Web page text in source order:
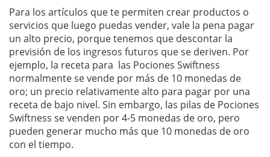
Para los artículos que te permiten crear productos o
servicios que luego puedas vender, vale la pena pagar
un alto precio, porque tenemos que descontar la
previsión de los ingresos futuros que se deriven. Por
ejemplo, la receta para las Pociones Swiftness
normalmente se vende por más de 10 monedas de
oro; un precio relativamente alto para pagar por una
receta de bajo nivel. Sin embargo, las pilas de Pociones
Swiftness se venden por 4-5 monedas de oro, pero
pueden generar mucho más que 10 monedas de oro
con el tiempo.